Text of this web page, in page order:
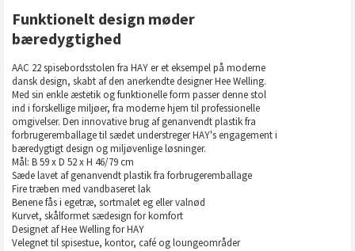
Funktionelt design møder
bæredygtighed
AAC 22 spisebordsstolen fra HAY er et eksempel på moderne
dansk design, skabt af den anerkendte designer Hee Welling.
Med sin enkle æstetik og funktionelle form passer denne stol
ind i forskellige miljøer, fra moderne hjem til professionelle
omgivelser. Den innovative brug af genanvendt plastik fra
forbrugeremballage til sædet understreger HAY's engagement i
bæredygtigt design og miljøvenlige løsninger.
Mål: B 59 x D 52 x H 46/79 cm
Sæde lavet af genanvendt plastik fra forbrugeremballage
Fire træben med vandbaseret lak
Benene fås i egetræ, sortmalet eg eller valnød
Kurvet, skålformet sædesign for komfort
Designet af Hee Welling for HAY
Velegnet til spisestue, kontor, café og loungeområder